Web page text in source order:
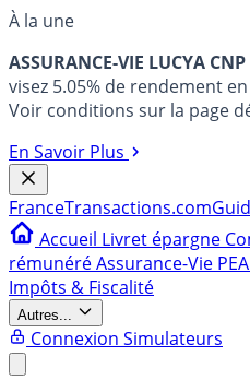
À la une
ASSURANCE-VIE LUCYA CNP
visez 5.05% de rendement
Voir conditions sur la page
En Savoir Plus
FranceTransactions.com
Accueil Livret épargne
rémunéréAssurance-Vie
Impôts & Fiscalité
Autres...
Connexion Simulateurs